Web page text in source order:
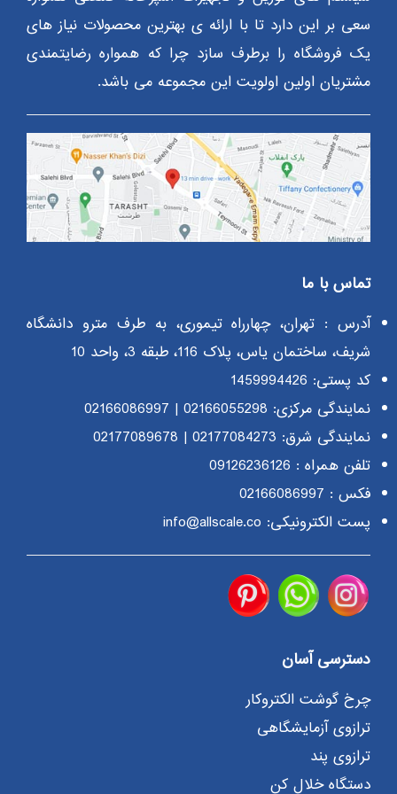
سعی بر این دارد تا با ارائه ی بهترین محصولات نیاز های
یک فروشگاه را برطرف سازد چرا که همواره رضایتمندی
مشتریان اولین اولویت این مجموعه می باشد.
تماس با ما
آدرس : تهران، چهارراه تیموری، به طرف مترو دانشگاه
شریف، ساختمان یاس، پلاک 116، طبقه 3، واحد 10
کد پستی: 1459994426
نمایندگی مرکزی: 02166055298
|
02166086997
نمایندگی شرق: 02177084273
|
02177089678
تلفن همراه : 09126236126
فکس : 02166086997
پست الکترونیکی: info@allscale.co
دسترسی آسان
چرخ گوشت الکتروکار
ترازوی آزمایشگاهی
ترازوی پند
دستگاه خلال کن